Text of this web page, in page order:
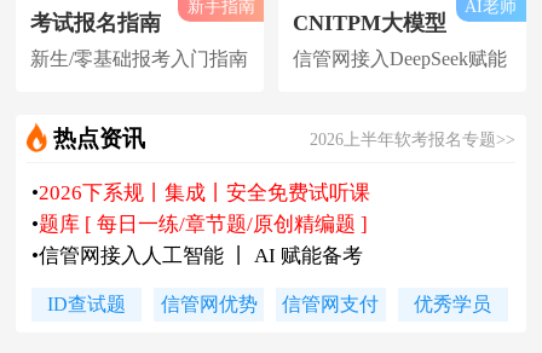
考试报名指南
新生/零基础报考入门指南
新手指南
CNITPM大模型
信管网接入DeepSeek赋能
AI老师
热点资讯 2026上半年软考报名专题>>
•2026下系规丨集成丨安全免费试听课
•题库 [ 每日一练/章节题/原创精编题 ]
•信管网接入人工智能 丨 AI 赋能备考
信管网软考讲师合作招聘(全职/兼职)
ID查试题 信管网优势 信管网支付 优秀学员